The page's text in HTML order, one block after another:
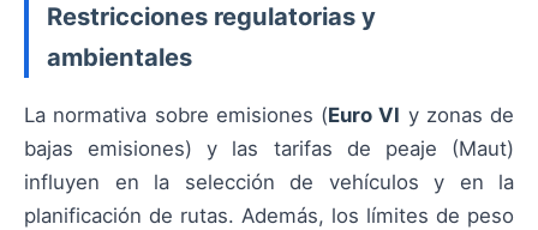
Restricciones regulatorias y
ambientales
La normativa sobre emisiones (Euro VI y zonas de
bajas emisiones) y las tarifas de peaje (Maut)
influyen en la selección de vehículos y en la
planificación de rutas. Además, los límites de peso